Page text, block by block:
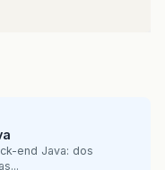
end Java: dos